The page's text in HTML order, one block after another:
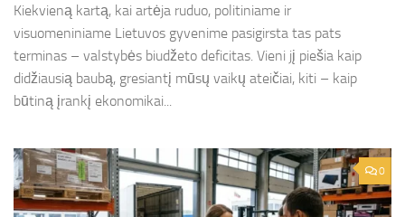
Kiekvieną kartą, kai artėja ruduo, politiniame ir
visuomeniniame Lietuvos gyvenime pasigirsta tas pats
terminas – valstybės biudžeto deficitas. Vieni jį piešia kaip
didžiausią baubą, gresiantį mūsų vaikų ateičiai, kiti – kaip
būtiną įrankį ekonomikai...
0